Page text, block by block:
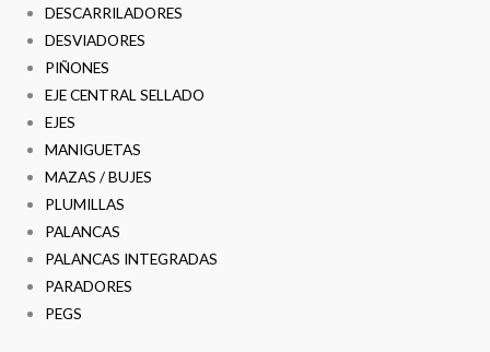
DESCARRILADORES
DESVIADORES
PIÑONES
EJE CENTRAL SELLADO
EJES
MANIGUETAS
MAZAS / BUJES
PLUMILLAS
PALANCAS
PALANCAS INTEGRADAS
PARADORES
PEGS